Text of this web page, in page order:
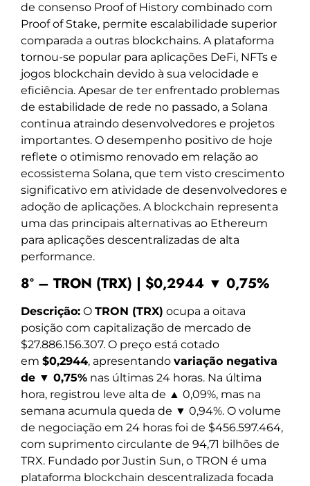
de consenso Proof of History combinado com
Proof of Stake, permite escalabilidade superior
comparada a outras blockchains. A plataforma
tornou-se popular para aplicações DeFi, NFTs e
jogos blockchain devido à sua velocidade e
eficiência. Apesar de ter enfrentado problemas
de estabilidade de rede no passado, a Solana
continua atraindo desenvolvedores e projetos
importantes. O desempenho positivo de hoje
reflete o otimismo renovado em relação ao
ecossistema Solana, que tem visto crescimento
significativo em atividade de desenvolvedores e
adoção de aplicações. A blockchain representa
uma das principais alternativas ao Ethereum
para aplicações descentralizadas de alta
performance.
8º – TRON (TRX) | $0,2944 ▼ 0,75%
Descrição: O TRON (TRX) ocupa a oitava
posição com capitalização de mercado de
$27.886.156.307. O preço está cotado
em $0,2944, apresentando variação negativa
de ▼ 0,75% nas últimas 24 horas. Na última
hora, registrou leve alta de ▲ 0,09%, mas na
semana acumula queda de ▼ 0,94%. O volume
de negociação em 24 horas foi de $456.597.464,
com suprimento circulante de 94,71 bilhões de
TRX. Fundado por Justin Sun, o TRON é uma
plataforma blockchain descentralizada focada